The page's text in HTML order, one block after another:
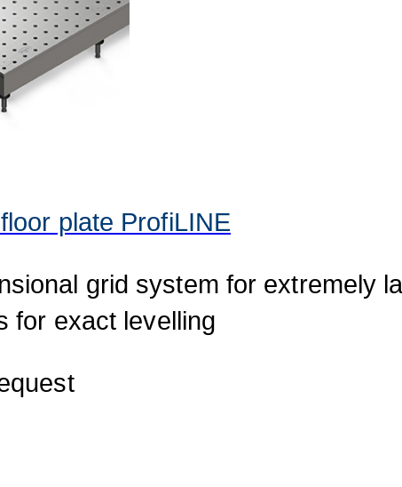
plate ProfiLINE
grid system for extremely
for exact levelling